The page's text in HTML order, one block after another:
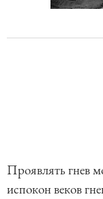
Проявлять гнев
испокон веков